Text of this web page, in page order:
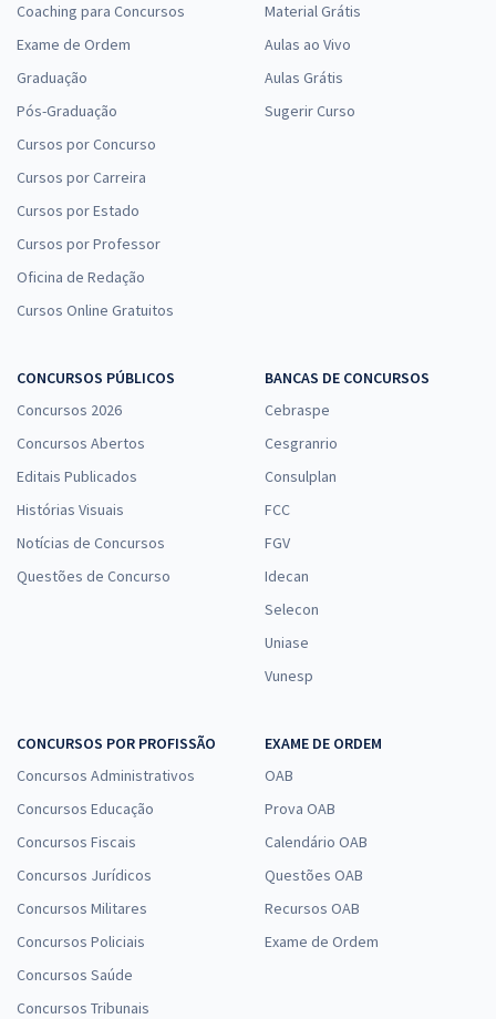
Coaching para Concursos
Exame de Ordem
Graduação
Pós-Graduação
Cursos por Concurso
Cursos por Carreira
Cursos por Estado
Cursos por Professor
Oficina de Redação
Cursos Online Gratuitos
Material Grátis
Aulas ao Vivo
Aulas Grátis
Sugerir Curso
CONCURSOS PÚBLICOS
Concursos 2026
Concursos Abertos
Editais Publicados
Histórias Visuais
Notícias de Concursos
Questões de Concurso
BANCAS DE CONCURSOS
Cebraspe
Cesgranrio
Consulplan
FCC
FGV
Idecan
Selecon
Uniase
Vunesp
CONCURSOS POR PROFISSÃO
Concursos Administrativos
Concursos Educação
Concursos Fiscais
Concursos Jurídicos
Concursos Militares
Concursos Policiais
Concursos Saúde
Concursos Tribunais
EXAME DE ORDEM
OAB
Prova OAB
Calendário OAB
Questões OAB
Recursos OAB
Exame de Ordem